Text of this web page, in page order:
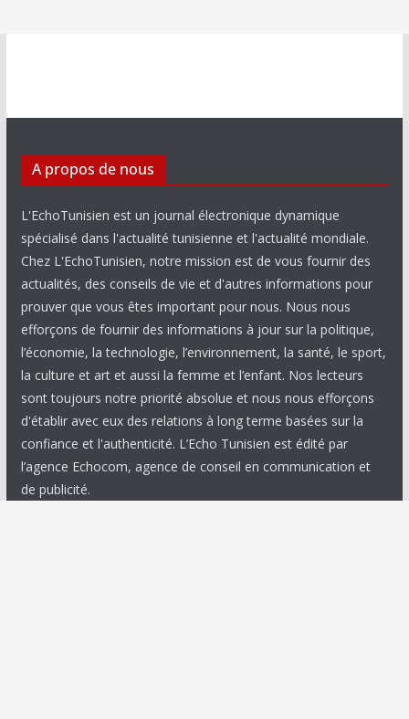
A propos de nous
L'EchoTunisien est un journal électronique dynamique
spécialisé dans l'actualité tunisienne et l'actualité mondiale.
Chez L'EchoTunisien, notre mission est de vous fournir des
actualités, des conseils de vie et d'autres informations pour
prouver que vous êtes important pour nous. Nous nous
efforçons de fournir des informations à jour sur la politique,
l’économie, la technologie, l’environnement, la santé, le sport,
la culture et art et aussi la femme et l’enfant. Nos lecteurs
sont toujours notre priorité absolue et nous nous efforçons
d'établir avec eux des relations à long terme basées sur la
confiance et l'authenticité. L’Echo Tunisien est édité par
l’agence Echocom, agence de conseil en communication et
de publicité.